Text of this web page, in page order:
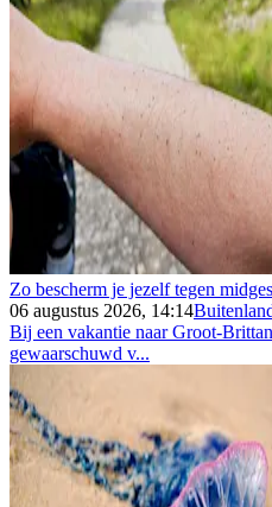
Zo bescherm je jezelf tegen midges
06 augustus 2026, 14:14
Bij een vakantie naar Groot-
gewaarschuwd v...